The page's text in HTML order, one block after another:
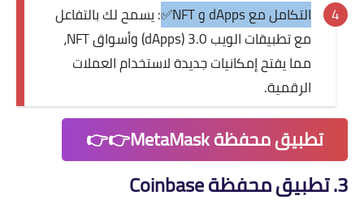
التكامل مع dApps و NFT✅
: يسمح لك بالتفاعل
مع تطبيقات الويب 3.0 (dApps) وأسواق NFT،
مما يفتح إمكانيات جديدة لاستخدام العملات
الرقمية.
تطبيق محفظة MetaMask👉👉
3. تطبيق محفظة Coinbase